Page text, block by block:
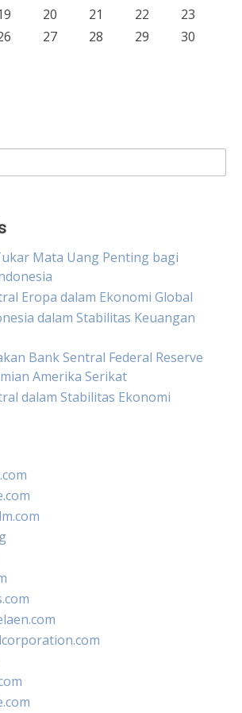
20 21 22
23
27 28 29
30
Mata Uang Penting bagi
Eropa dalam Ekonomi Global
dalam Stabilitas Keuangan
Bank Sentral Federal Reserve
Amerika Serikat
dalam Stabilitas Ekonomi